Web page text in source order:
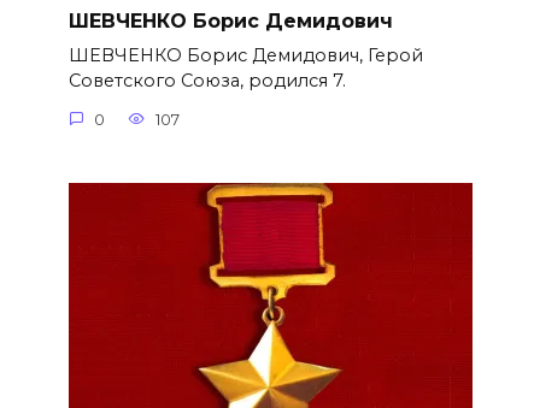
ШЕВЧЕНКО Борис Демидович
ШЕВЧЕНКО Борис Демидович, Герой
Советского Союза, родился 7.
0 107